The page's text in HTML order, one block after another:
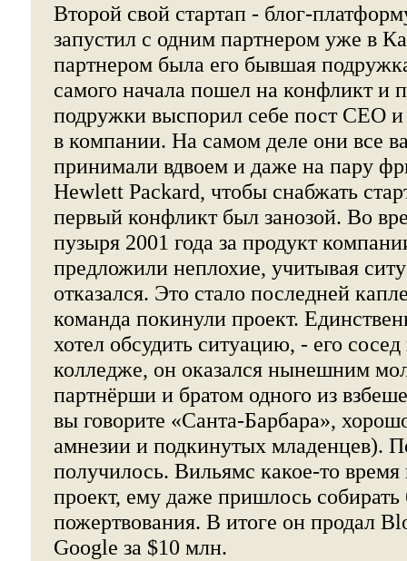
Второй свой стартап - блог-
запустил с одним партнером уже в
партнером была его бывшая
самого начала пошел на конфликт и
подружки выспорил себе пост CEO
в компании. На самом деле они все
принимали вдвоем и даже на пару
Hewlett Packard, чтобы снабжать
первый конфликт был занозой. Во
пузыря 2001 года за продукт
предложили неплохие, учитывая
отказался. Это стало последней
команда покинули проект.
хотел обсудить ситуацию, - его
колледже, он оказался нынешним
партнёрши и братом одного из
вы говорите «Санта-Барбара»,
амнезии и подкинутых младенцев).
получилось. Вильямс какое-то время
проект, ему даже пришлось собирать
пожертвования. В итоге он продал
Google за $10 млн.